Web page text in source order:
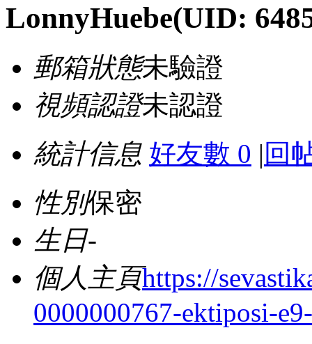
LonnyHuebe(UID:
郵箱狀態未驗證
視頻認證未認證
統計信息 好友數 0 | 回
性別保密
生日-
個人主頁https://
0000000767-ektiposi-